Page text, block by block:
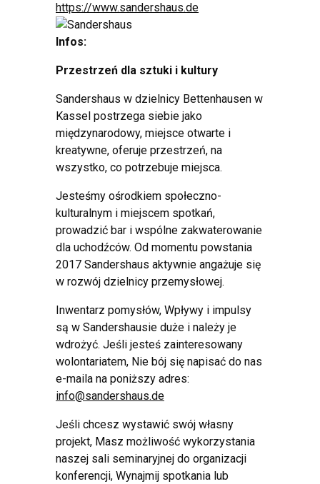
https://www.sandershaus.de
Infos:
Przestrzeń dla sztuki i kultury
Sandershaus w dzielnicy Bettenhausen w
Kassel postrzega siebie jako
międzynarodowy, miejsce otwarte i
kreatywne, oferuje przestrzeń, na
wszystko, co potrzebuje miejsca.
Jesteśmy ośrodkiem społeczno-
kulturalnym i miejscem spotkań,
prowadzić bar i wspólne zakwaterowanie
dla uchodźców. Od momentu powstania
2017 Sandershaus aktywnie angażuje się
w rozwój dzielnicy przemysłowej.
Inwentarz pomysłów, Wpływy i impulsy
są w Sandershausie duże i należy je
wdrożyć. Jeśli jesteś zainteresowany
wolontariatem, Nie bój się napisać do nas
e-maila na poniższy adres:
info@sandershaus.de
Jeśli chcesz wystawić swój własny
projekt, Masz możliwość wykorzystania
naszej sali seminaryjnej do organizacji
konferencji, Wynajmij spotkania lub